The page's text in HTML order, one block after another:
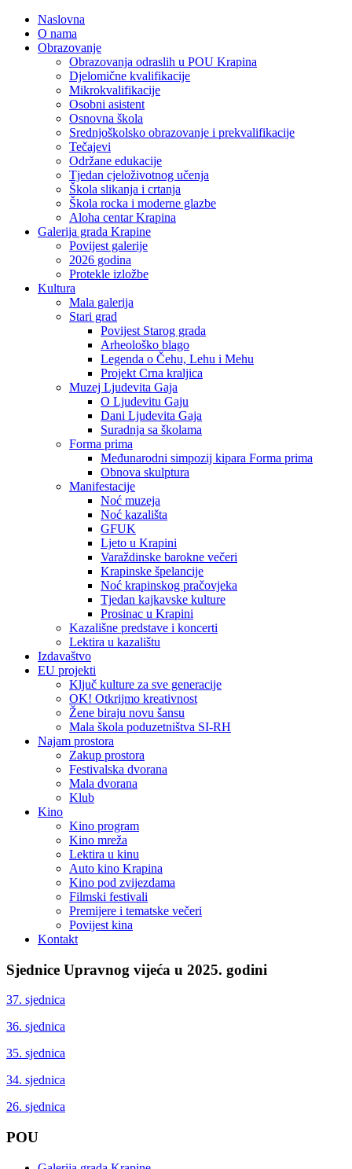
Naslovna
O nama
Obrazovanje
Obrazovanja odraslih u POU Krapina
Djelomične kvalifikacije
Mikrokvalifikacije
Osobni asistent
Osnovna škola
Srednjoškolsko obrazovanje i prekvalifikacije
Tečajevi
Održane edukacije
Tjedan cjeloživotnog učenja
Škola slikanja i crtanja
Škola rocka i moderne glazbe
Aloha centar Krapina
Galerija grada Krapine
Povijest galerije
2026 godina
Protekle izložbe
Kultura
Mala galerija
Stari grad
Povijest Starog grada
Arheološko blago
Legenda o Čehu, Lehu i Mehu
Projekt Crna kraljica
Muzej Ljudevita Gaja
O Ljudevitu Gaju
Dani Ljudevita Gaja
Suradnja sa školama
Forma prima
Međunarodni simpozij kipara Forma prima
Obnova skulptura
Manifestacije
Noć muzeja
Noć kazališta
GFUK
Ljeto u Krapini
Varaždinske barokne večeri
Krapinske špelancije
Noć krapinskog pračovjeka
Tjedan kajkavske kulture
Prosinac u Krapini
Kazališne predstave i koncerti
Lektira u kazalištu
Izdavaštvo
EU projekti
Ključ kulture za sve generacije
OK! Otkrijmo kreativnost
Žene biraju novu šansu
Mala škola poduzetništva SI-RH
Najam prostora
Zakup prostora
Festivalska dvorana
Mala dvorana
Klub
Kino
Kino program
Kino mreža
Lektira u kinu
Auto kino Krapina
Kino pod zvijezdama
Filmski festivali
Premijere i tematske večeri
Povijest kina
Kontakt
Sjednice Upravnog vijeća u 2025. godini
37. sjednica
36. sjednica
35. sjednica
34. sjednica
26. sjednica
POU